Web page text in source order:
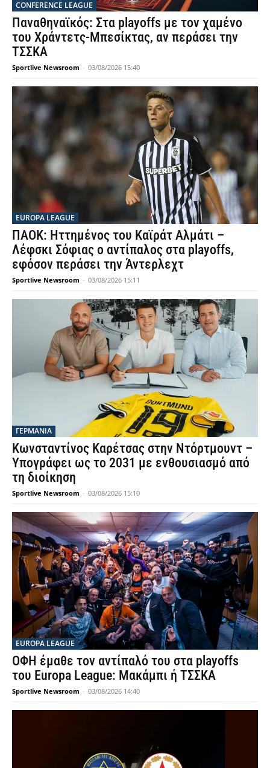
CONFERENCE LEAGUE
Παναθηναϊκός: Στα playoffs με τον χαμένο
του Χράντετς-Μπεσίκτας, αν περάσει την
ΤΣΣΚΑ
Sportlive Newsroom - 03/08/2026 15:40
EUROPA LEAGUE
ΠΑΟΚ: Ηττημένος του Καϊράτ Αλμάτι –
Λέφσκι Σόφιας ο αντίπαλος στα playoffs,
εφόσον περάσει την Άντερλεχτ
Sportlive Newsroom - 03/08/2026 15:11
ΓΕΡΜΑΝΙΑ
Κωνσταντίνος Καρέτσας στην Ντόρτμουντ –
Υπογράφει ως το 2031 με ενθουσιασμό από
τη διοίκηση
Sportlive Newsroom - 03/08/2026 15:10
EUROPA LEAGUE
ΟΦΗ έμαθε τον αντίπαλό του στα playoffs
του Europa League: Μακάμπι ή ΤΣΣΚΑ
Sportlive Newsroom - 03/08/2026 14:40